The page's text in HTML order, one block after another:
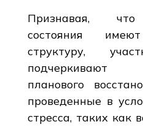
Признавая, что
состояния
структуру,
подчеркивают
планового
проведенные в
стресса, таких как